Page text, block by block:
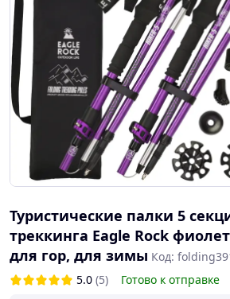
Туристические палки 5
треккинга Eagle Rock
для гор, для зимы Код:
5.0 (5) Готово к отправке